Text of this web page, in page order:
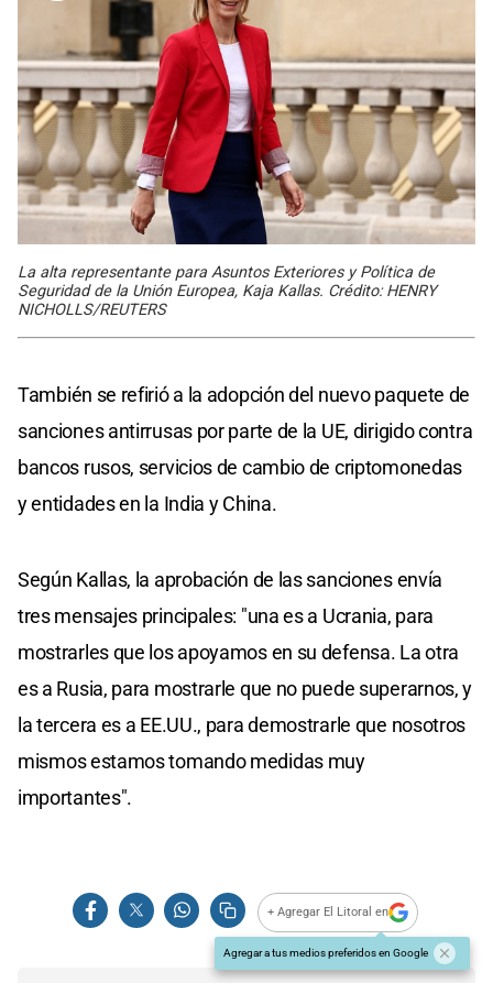
La alta representante para Asuntos Exteriores y Política de
Seguridad de la Unión Europea, Kaja Kallas. Crédito: HENRY
NICHOLLS/REUTERS
También se refirió a la adopción del nuevo paquete de
sanciones antirrusas por parte de la UE, dirigido contra
bancos rusos, servicios de cambio de criptomonedas
y entidades en la India y China.
Según Kallas, la aprobación de las sanciones envía
tres mensajes principales: "una es a Ucrania, para
mostrarles que los apoyamos en su defensa. La otra
es a Rusia, para mostrarle que no puede superarnos, y
la tercera es a EE.UU., para demostrarle que nosotros
mismos estamos tomando medidas muy
importantes".
+ Agregar El Litoral en
Agregar a tus medios preferidos en Google